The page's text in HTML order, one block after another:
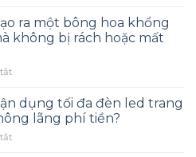
bảo
quản
phù
và
tránh
những
sai
đã
dùng
tinh
tràm
con
đây
là
ra một bông hoa khổng
không bị rách hoặc mất
ở
thế
để
tạo
dụng tối đa đèn led trang
lãng phí tiền?
ở